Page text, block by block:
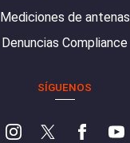
Mediciones de antenas
Denuncias Compliance
SÍGUENOS